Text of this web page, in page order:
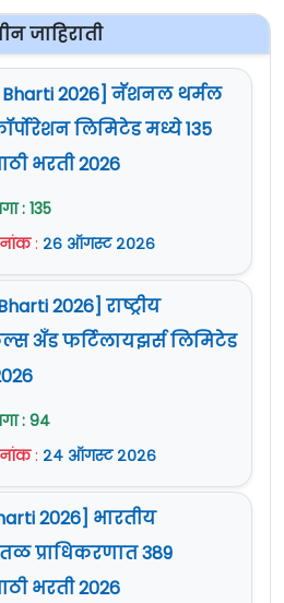
जाहिराती
Bharti 2026] नॅशनल थर्मल
लिमिटेड मध्ये 135
भरती 2026
: 135
: २६ ऑगस्ट २०२६
2026] राष्ट्रीय
अँड फर्टिलायझर्स लिमिटेड
: 94
: २४ ऑगस्ट २०२६
2026] भारतीय
प्राधिकरणात 389
भरती 2026